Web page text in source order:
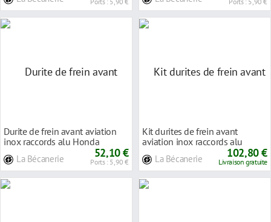
Durite de frein avant aviation
inox raccords alu Honda
La Bécanerie 52,10 €
Ports : 5,90 €
Kit durites de frein avant
aviation inox raccords alu
La Bécanerie 102,80 €
Livraison gratuite